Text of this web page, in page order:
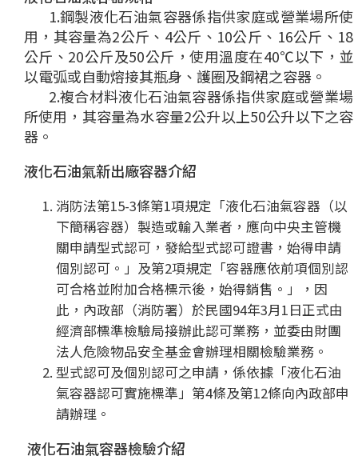
1.鋼製液化石油氣容器係指供家庭或營業場所使
用，其容量為2公斤、4公斤、10公斤、16公斤、18
公斤、20公斤及50公斤，使用溫度在40℃以下，並
以電弧或自動熔接其瓶身、護圈及鋼裙之容器。
2.複合材料液化石油氣容器係指供家庭或營業場
所使用，其容量為水容量2公升以上50公升以下之容
器。
液化石油氣新出廠容器介紹
消防法第15-3條第1項規定「液化石油氣容器（以
下簡稱容器）製造或輸入業者，應向中央主管機
關申請型式認可，發給型式認可證書，始得申請
個別認可。」及第2項規定「容器應依前項個別認
可合格並附加合格標示後，始得銷售。」，因
此，內政部（消防署）於民國94年3月1日正式由
經濟部標準檢驗局接辦此認可業務，並委由財團
法人危險物品安全基金會辦理相關檢驗業務。
型式認可及個別認可之申請，係依據「液化石油
氣容器認可實施標準」第4條及第12條向內政部申
請辦理。
液化石油氣容器檢驗介紹